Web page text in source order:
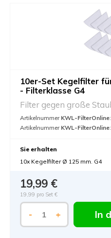
10er-Set Kegelfilter
- Filterklasse G4
Filter gegen große
Artikelnummer KWL-FilterOnline
Artikelnummer KWL-FilterOnline
Sie erhalten
10x Kegelfilter Ø 125 mm. G4
19,99 €
19,99 pro Set €
- + In